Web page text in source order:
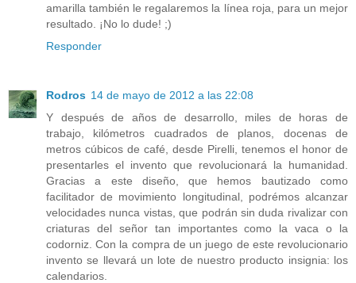
amarilla también le regalaremos la línea roja, para un mejor
resultado. ¡No lo dude! ;)
Responder
Rodros 14 de mayo de 2012 a las 22:08
Y después de años de desarrollo, miles de horas de
trabajo, kilómetros cuadrados de planos, docenas de
metros cúbicos de café, desde Pirelli, tenemos el honor de
presentarles el invento que revolucionará la humanidad.
Gracias a este diseño, que hemos bautizado como
facilitador de movimiento longitudinal, podrémos alcanzar
velocidades nunca vistas, que podrán sin duda rivalizar con
criaturas del señor tan importantes como la vaca o la
codorniz. Con la compra de un juego de este revolucionario
invento se llevará un lote de nuestro producto insignia: los
calendarios.